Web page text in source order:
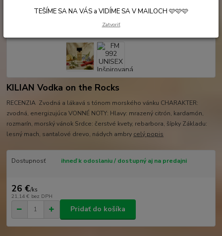
- 26 %
KILIAN Vodka on the Rocks
RECENZIA Zvodná a lákavá s tónom morského vánku CHARAKTER:
zvodná, energizujúca VONNÉ NOTY: Hlavy: mrazený citrón, kardamón,
rozmarín, morský vánok Srdce: čerstvé kvety, rebarbora, šípky Základu:
lesný mach, santalové drevo, nádych ambry celý popis
Dostupnosť ihneď k odoslaniu / dostupný aj na predajni
26 €/ks
21,14 € bez DPH
Pridať do košíka
TEŠÍME SA NA VÁS a VIDÍME SA V MAILOCH 🩷🩷🩷
Zatvoriť